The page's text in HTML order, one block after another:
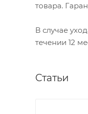
товара.
В случае
течении 12
Статьи